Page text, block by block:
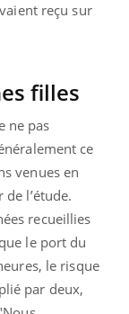
reçu sur
filles
ne pas
ce
venues en
l’étude.
recueillies
le port du
le risque
par deux,